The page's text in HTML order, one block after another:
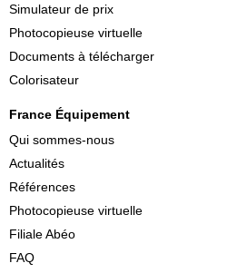
Simulateur de prix
Photocopieuse virtuelle
Documents à télécharger
Colorisateur
France Équipement
Qui sommes-nous
Actualités
Références
Photocopieuse virtuelle
Filiale Abéo
FAQ